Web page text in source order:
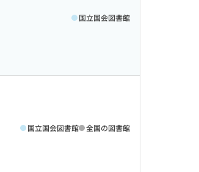
国立国会図書館
国立国会図書館 全国の図書館